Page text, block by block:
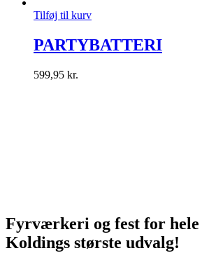
Tilføj til kurv
PARTYBATTERI
599,95 kr.
Fyrværkeri og fest for
Koldings største udvalg!